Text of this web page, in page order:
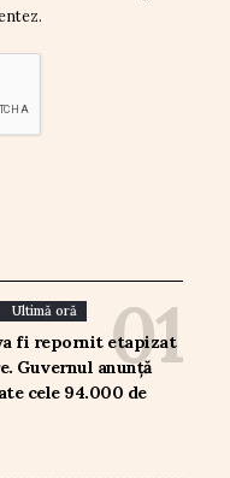
Ultimă oră
fi repornit etapizat
Guvernul anunță
cele 94.000 de